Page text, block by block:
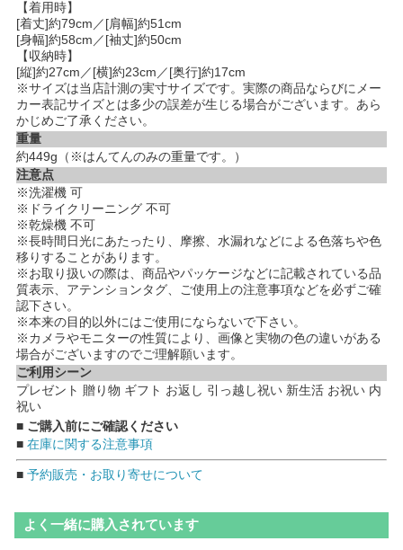
【着用時】
[着丈]約79cm／[肩幅]約51cm
[身幅]約58cm／[袖丈]約50cm
【収納時】
[縦]約27cm／[横]約23cm／[奥行]約17cm
※サイズは当店計測の実寸サイズです。実際の商品ならびにメー
カー表記サイズとは多少の誤差が生じる場合がございます。あら
かじめご了承ください。
重量
約449g（※はんてんのみの重量です。）
注意点
※洗濯機 可
※ドライクリーニング 不可
※乾燥機 不可
※長時間日光にあたったり、摩擦、水漏れなどによる色落ちや色
移りすることがあります。
※お取り扱いの際は、商品やパッケージなどに記載されている品
質表示、アテンションタグ、ご使用上の注意事項などを必ずご確
認下さい。
※本来の目的以外にはご使用にならないで下さい。
※カメラやモニターの性質により、画像と実物の色の違いがある
場合がございますのでご理解願います。
ご利用シーン
プレゼント 贈り物 ギフト お返し 引っ越し祝い 新生活 お祝い 内
祝い
■ ご購入前にご確認ください
■ 在庫に関する注意事項
■ 予約販売・お取り寄せについて